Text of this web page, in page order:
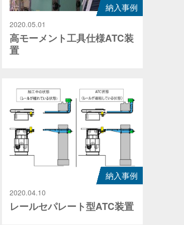
納入事例
2020.05.01
高モーメント工具仕様ATC装
置
納入事例
2020.04.10
レールセパレート型ATC装置